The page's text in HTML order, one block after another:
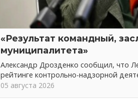
«Результат командный,
муниципалитета»
Александр Дрозденко сообщил, что
рейтинге контрольно-надзорной
05 августа 2026